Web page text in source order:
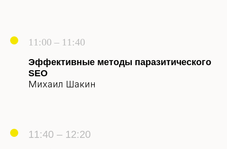
11:00 – 11:40
Эффективные методы паразитического
SEO
Михаил Шакин
11:40 – 12:20